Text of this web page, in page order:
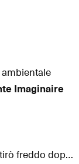
Imaginaire
Albrecht Dürer. Come sentirò freddo dopo il sole